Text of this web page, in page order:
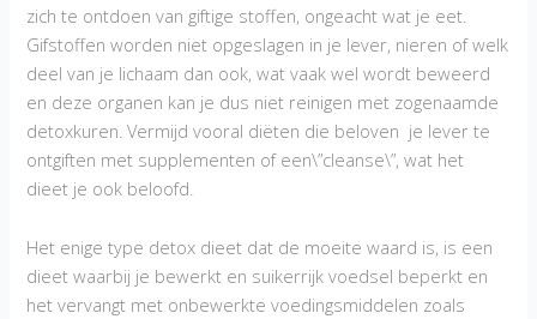
zich te ontdoen van giftige stoffen, ongeacht wat je eet.
Gifstoffen worden niet opgeslagen in je lever, nieren of welk
deel van je lichaam dan ook, wat vaak wel wordt beweerd
en deze organen kan je dus niet reinigen met zogenaamde
detoxkuren. Vermijd vooral diëten die beloven je lever te
ontgiften met supplementen of een\”cleanse\”, wat het
dieet je ook beloofd.
Het enige type detox dieet dat de moeite waard is, is een
dieet waarbij je bewerkt en suikerrijk voedsel beperkt en
het vervangt met onbewerkte voedingsmiddelen zoals